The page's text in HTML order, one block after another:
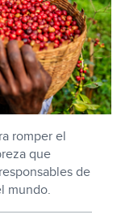
romper el
que
de
mundo.